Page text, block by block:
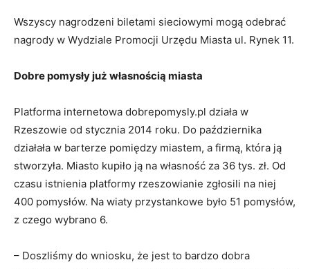
Wszyscy nagrodzeni biletami sieciowymi mogą odebrać
nagrody w Wydziale Promocji Urzędu Miasta ul. Rynek 11.
Dobre pomysły już własnością miasta
Platforma internetowa dobrepomysly.pl działa w
Rzeszowie od stycznia 2014 roku. Do października
działała w barterze pomiędzy miastem, a firmą, która ją
stworzyła. Miasto kupiło ją na własność za 36 tys. zł. Od
czasu istnienia platformy rzeszowianie zgłosili na niej
400 pomysłów. Na wiaty przystankowe było 51 pomysłów,
z czego wybrano 6.
– Doszliśmy do wniosku, że jest to bardzo dobra